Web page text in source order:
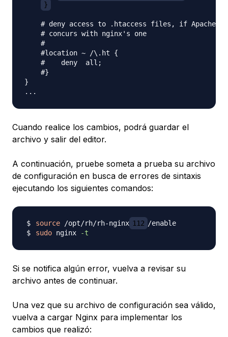
}
# deny access to .htaccess files, if Apache's
    # concurs with nginx's one
    #
    #location ~ /\.ht {
    #    deny  all;
    #}
}
Cuando realice los cambios, podrá guardar el
archivo y salir del editor.
A continuación, pruebe someta a prueba su archivo
de configuración en busca de errores de sintaxis
ejecutando los siguientes comandos:
source /opt/rh/rh-nginx 112
sudo nginx -t
Si se notifica algún error, vuelva a revisar su
archivo antes de continuar.
Una vez que su archivo de configuración sea válido,
vuelva a cargar Nginx para implementar los
cambios que realizó: